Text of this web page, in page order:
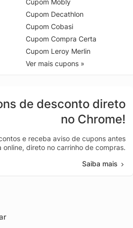
Cupom Decathlon
Cupom Cobasi
Cupom Compra Certa
Cupom Leroy Merlin
Ver mais cupons »
de desconto direto
no Chrome!
e receba aviso de cupons antes
direto no carrinho de compras.
Saiba mais